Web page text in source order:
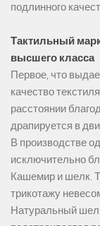
подлинного
Тактильный
высшего класса
Первое, что
качество
расстоянии
драпируется в
В производстве
исключительно
Кашемир и шелк.
трикотажу
Натуральный